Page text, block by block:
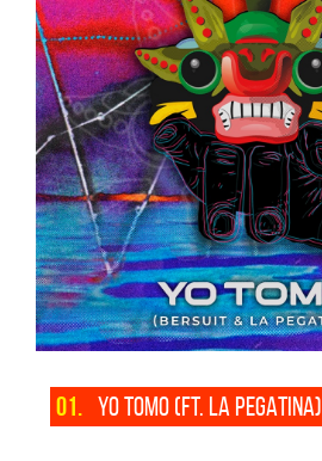
01. YO TOMO (FT. LA PEGATINA)